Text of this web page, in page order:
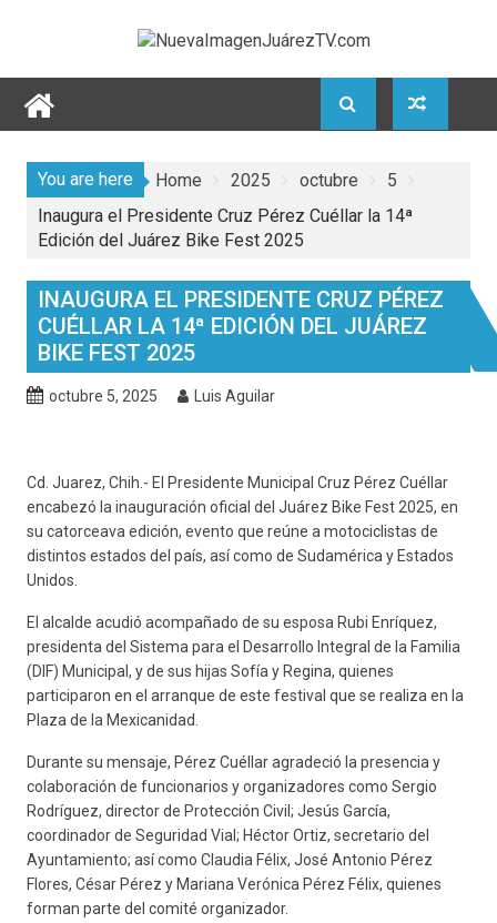
You are here Home 2025 octubre
5
Inaugura el Presidente Cruz Pérez Cuéllar la 14ª
Edición del Juárez Bike Fest 2025
INAUGURA EL PRESIDENTE CRUZ PÉREZ
CUÉLLAR LA 14ª EDICIÓN DEL JUÁREZ
BIKE FEST 2025
octubre 5, 2025 Luis Aguilar
Cd. Juarez, Chih.- El Presidente Municipal Cruz Pérez Cuéllar
encabezó la inauguración oficial del Juárez Bike Fest 2025, en
su catorceava edición, evento que reúne a motociclistas de
distintos estados del país, así como de Sudamérica y Estados
Unidos.
El alcalde acudió acompañado de su esposa Rubi Enríquez,
presidenta del Sistema para el Desarrollo Integral de la Familia
(DIF) Municipal, y de sus hijas Sofía y Regina, quienes
participaron en el arranque de este festival que se realiza en la
Plaza de la Mexicanidad.
Durante su mensaje, Pérez Cuéllar agradeció la presencia y
colaboración de funcionarios y organizadores como Sergio
Rodríguez, director de Protección Civil; Jesús García,
coordinador de Seguridad Vial; Héctor Ortiz, secretario del
Ayuntamiento; así como Claudia Félix, José Antonio Pérez
Flores, César Pérez y Mariana Verónica Pérez Félix, quienes
forman parte del comité organizador.